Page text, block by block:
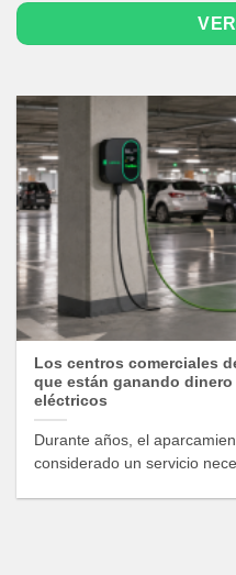
Los centros comerciales
que están ganando
eléctricos
Durante años, el
considerado un servicio